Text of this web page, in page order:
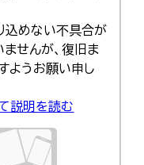
込めない不具合が
せんが、復旧ま
ようお願い申し
説明を読む